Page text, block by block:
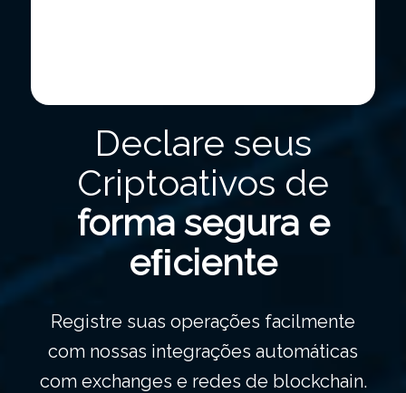
Declare seus
Criptoativos de
forma segura e
eﬁciente
Registre suas operações facilmente
com nossas integrações automáticas
com exchanges e redes de blockchain.